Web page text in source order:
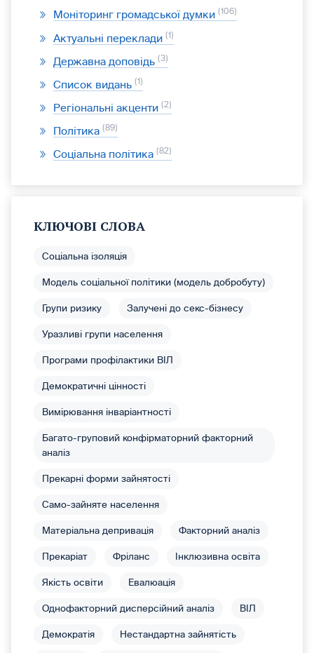
Моніторинг громадської думки 106
Актуальні переклади 1
Державна доповідь 3
Список видань 1
Регіональні акценти 2
Політика 89
Соціальна політика 82
КЛЮЧОВІ СЛОВА
Соціальна ізоляція
Модель соціальної політики (модель добробуту)
Групи ризику Залучені до секс-бізнесу
Уразливі групи населення
Програми профілактики ВІЛ
Демократичні цінності
Вимірювання інваріантності
Багато-груповий конфірматорний факторний
аналіз
Прекарні форми зайнятості
Само-зайняте населення
Матеріальна депривація Факторний аналіз
Прекаріат Фріланс Інклюзивна освіта
Якість освіти Евалюація
Однофакторний дисперсійний аналіз ВІЛ
Демократія Нестандартна зайнятість